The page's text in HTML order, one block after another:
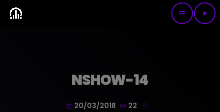
menu play_arrow
NSHOW-14
today 20/03/2018 22